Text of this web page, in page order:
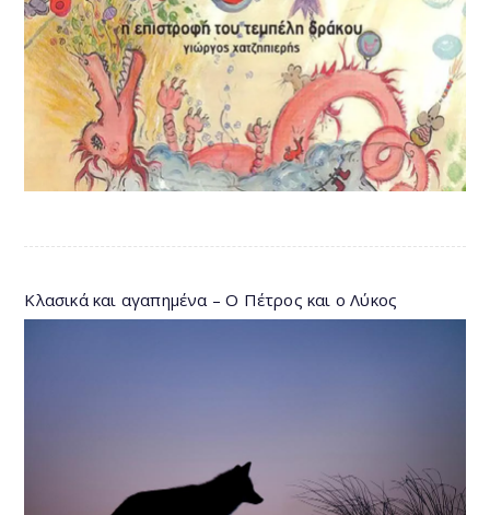
Κλασικά και αγαπημένα – Ο Πέτρος και ο Λύκος